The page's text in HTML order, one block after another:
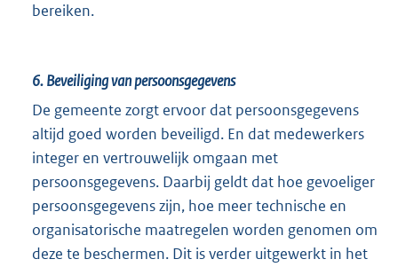
bereiken.
6.Beveiliging van persoonsgegevens
De gemeente zorgt ervoor dat persoonsgegevens
altijd goed worden beveiligd. En dat medewerkers
integer en vertrouwelijk omgaan met
persoonsgegevens. Daarbij geldt dat hoe gevoeliger
persoonsgegevens zijn, hoe meer technische en
organisatorische maatregelen worden genomen om
deze te beschermen. Dit is verder uitgewerkt in het